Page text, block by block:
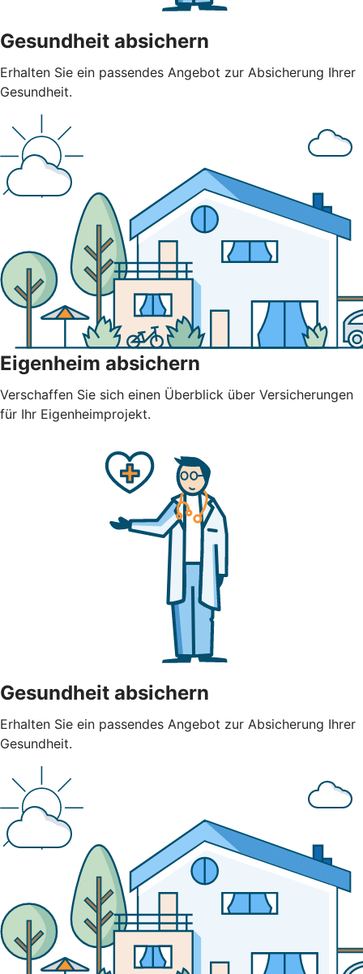
Gesundheit absichern
Erhalten Sie ein passendes Angebot zur Absicherung Ihrer
Gesundheit.
Eigenheim absichern
Verschaffen Sie sich einen Überblick über Versicherungen
für Ihr Eigenheimprojekt.
Gesundheit absichern
Erhalten Sie ein passendes Angebot zur Absicherung Ihrer
Gesundheit.